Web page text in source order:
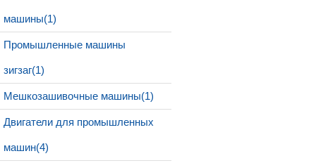
машины(1)
Промышленные машины
зигзаг(1)
Мешкозашивочные машины(1)
Двигатели для промышленных
машин(4)